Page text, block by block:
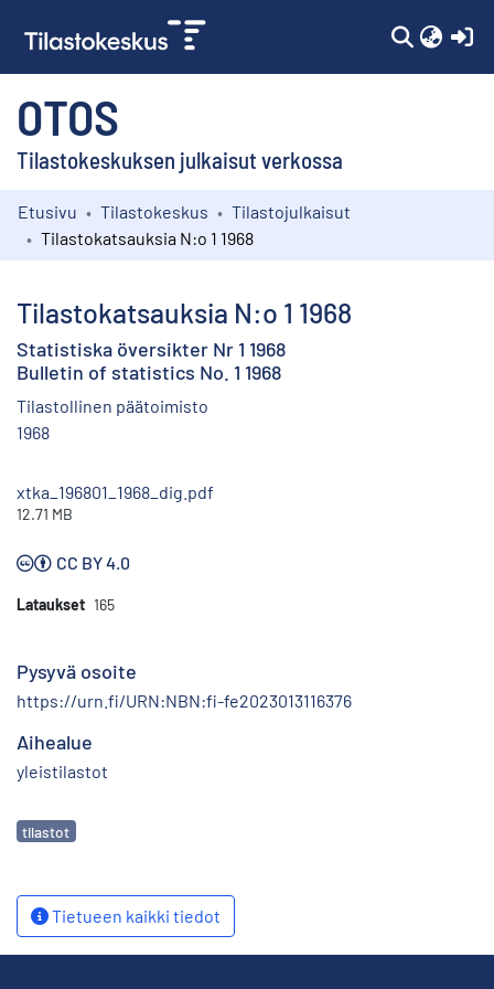
OTOS
Tilastokeskuksen julkaisut verkossa
Kokoelmat
Etusivu Tilastokeskus
Tilastojulkaisut
Tilastokatsauksia N:o 1 1968
Tilastokatsauksia N:o 1 1968
Statistiska översikter Nr 1 1968
Bulletin of statistics No. 1 1968
Tilastollinen päätoimisto
1968
xtka_196801_1968_dig.pdf
12.71 MB
CC BY 4.0
Lataukset 165
Pysyvä osoite
https://urn.fi/URN:NBN:fi-fe2023013116376
Aihealue
yleistilastot
Avainsanat
tilastot
Tietueen kaikki tiedot